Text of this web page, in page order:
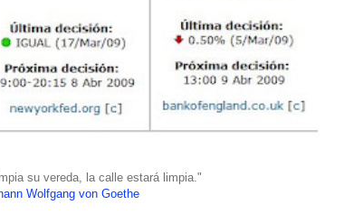
su vereda, la calle estará limpia."
Wolfgang von Goethe